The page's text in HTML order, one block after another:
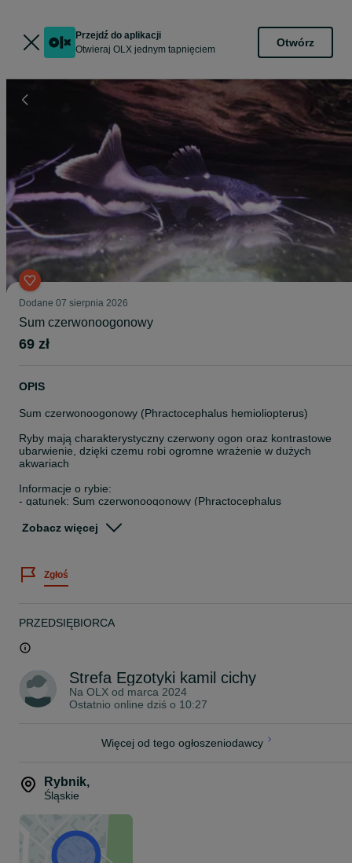
Przejdź do aplikacji
Otwieraj OLX jednym tapnięciem
Otwórz
Dodane 07 sierpnia 2026
Sum czerwonoogonowy
69 zł
OPIS
Sum czerwonoogonowy (Phractocephalus hemioliopterus)
Ryby mają charakterystyczny czerwony ogon oraz kontrastowe
ubarwienie, dzięki czemu robi ogromne wrażenie w dużych
akwariach
Informacje o rybie:
- gatunek: Sum czerwonoogonowy (Phractocephalus
- wielkość: ok. 10cm
Ryba jest zdrowa, w dobrej kondycji i ma bardzo dobry apetyt.
Dlaczego warto:
- idealna do bardzo dużych akwariów lub zbiorników pokazowych
Możliwy odbiór osobisty w Rybniku ul. Hallera 29
zapraszam do odwiedzenia pozostałych naszych ogłoszeń
Zobacz więcej
Zgłoś
PRZEDSIĘBIORCA
Strefa Egzotyki kamil cichy
Na OLX od marca 2024
Ostatnio online dziś o 10:27
Więcej od tego ogłoszeniodawcy
Rybnik,
Śląskie